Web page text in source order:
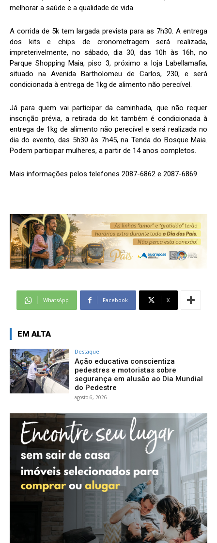
melhorar a saúde e a qualidade de vida.
A corrida de 5k tem largada prevista para as 7h30. A entrega
dos kits e chips de cronometragem será realizada,
impreterivelmente, no sábado, dia 30, das 10h às 16h, no
Parque Shopping Maia, piso 3, próximo a loja Labellamafia,
situado na Avenida Bartholomeu de Carlos, 230, e será
condicionada à entrega de 1kg de alimento não perecível.
Já para quem vai participar da caminhada, que não requer
inscrição prévia, a retirada do kit também é condicionada à
entrega de 1kg de alimento não perecível e será realizada no
dia do evento, das 5h30 às 7h45, na Tenda do Bosque Maia.
Podem participar mulheres, a partir de 14 anos completos.
Mais informações pelos telefones 2087-6862 e 2087-6869.
WhatsApp Facebook X
EM ALTA
Destaque
Ação educativa conscientiza
pedestres e motoristas sobre
segurança em alusão ao Dia Mundial
do Pedestre
agosto 6, 2026